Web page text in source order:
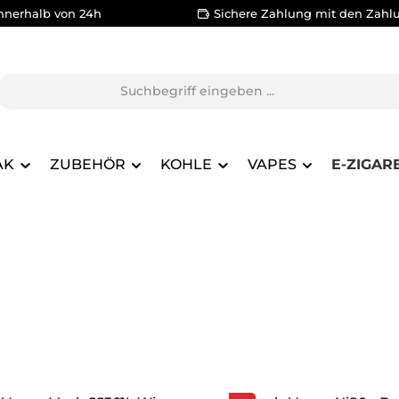
von 24h Sichere Zahlung mit den
ZUBEHÖR KOHLE VAPES E-